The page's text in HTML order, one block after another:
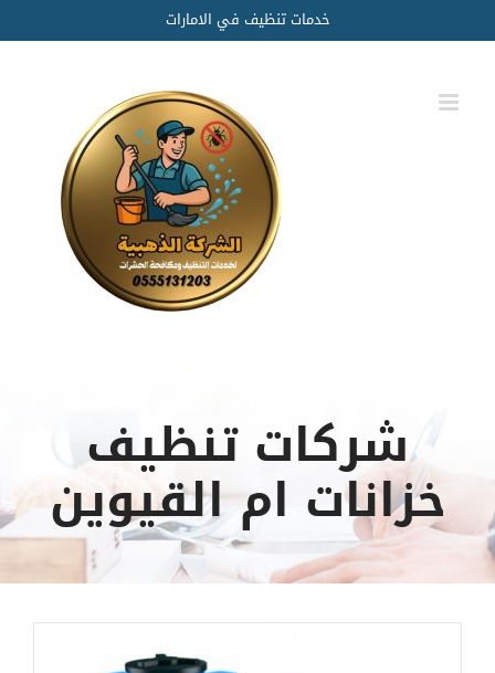
to
content
خدمات تنظيف في الامارات
شركات تنظيف
خزانات ام القيوين